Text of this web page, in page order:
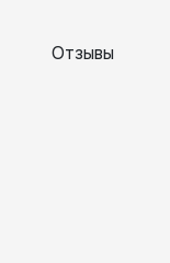
Отзывы